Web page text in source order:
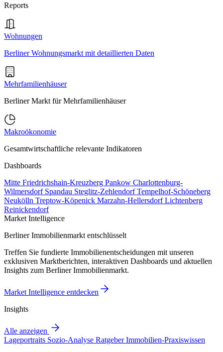
Reports
Wohnungen
Berliner Wohnungsmarkt mit detaillierten Daten
Mehrfamilienhäuser
Berliner Markt für Mehrfamilienhäuser
Makroökonomie
Gesamtwirtschaftliche relevante Indikatoren
Dashboards
Mitte Friedrichshain-Kreuzberg Pankow Charlottenburg-
Wilmersdorf Spandau Steglitz-ZehlendorfTempelhof-Schöneberg
Neukölln Treptow-Köpenick Marzahn-HellersdorfLichtenberg
Reinickendorf
Market Intelligence
Berliner Immobilienmarkt entschlüsselt
Treffen Sie fundierte Immobilienentscheidungen mit unseren
exklusiven Marktberichten, interaktiven Dashboards und aktuellen
Insights zum Berliner Immobilienmarkt.
Market Intelligence entdecken
Insights
Alle anzeigen
Lageportraits Sozio-Analyse RatgeberImmobilien-Praxiswissen